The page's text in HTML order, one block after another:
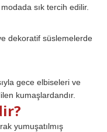
sık tercih edilir.
dekoratif süslemelerde
gece elbiseleri ve
kumaşlardandır.
yumuşatılmış